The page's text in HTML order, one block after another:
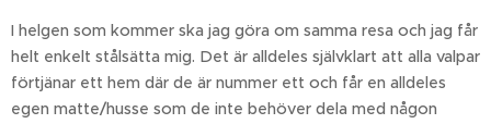
I helgen som kommer ska jag göra om samma resa och jag får
helt enkelt stålsätta mig. Det är alldeles självklart att alla valpar
förtjänar ett hem där de är nummer ett och får en alldeles
egen matte/husse som de inte behöver dela med någon